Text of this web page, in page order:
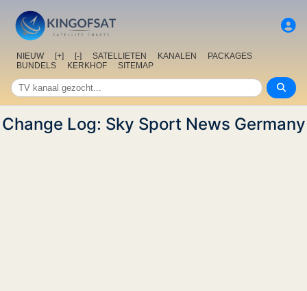
NIEUW [+] [-] SATELLIETEN KANALEN
PACKAGES
BUNDELS
KERKHOF SITEMAP
Change Log: Sky Sport News Germany